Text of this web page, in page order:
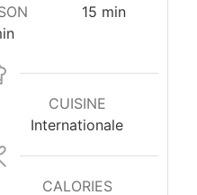
15 minutes
min
CUISINE
Internationale
CALORIES